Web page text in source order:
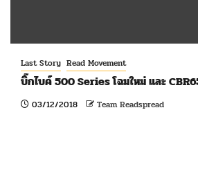
Last Story Read Movement
บิ๊กไบค์ 500 Series โฉมใหม่ และ
03/12/2018 Team Readspread